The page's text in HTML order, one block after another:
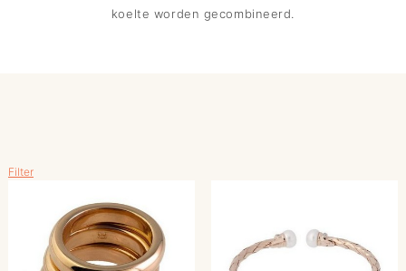
koelte worden gecombineerd.
Filter